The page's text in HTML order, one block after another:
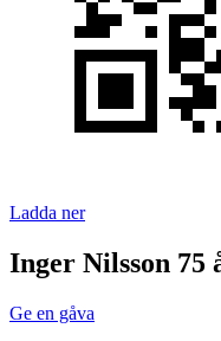
Ladda ner
Inger Nilsson 75
Ge en gåva